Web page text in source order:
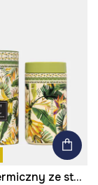
Kubek termiczny ze stali nierdzewnej 480 ml